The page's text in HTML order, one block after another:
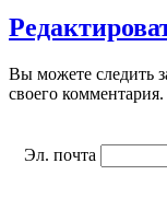
Вы можете следить
своего
Эл. почта